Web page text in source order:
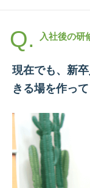
入社後の研
現在でも、新
きる場を作っ